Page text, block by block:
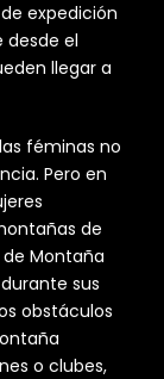
expedición
desde el
llegar a
féminas no
Pero en
de
de Montaña
sus
obstáculos
o clubes,